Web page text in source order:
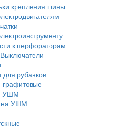
крепления шины
к перфораторам
Выключатели
для рубанков
графитовые
УШМ
на УШМ